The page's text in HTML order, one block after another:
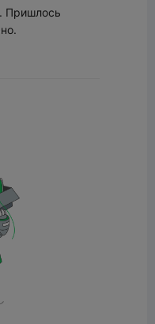
Пришлось